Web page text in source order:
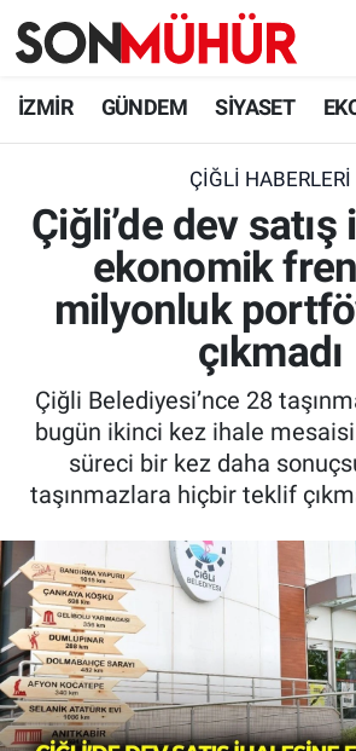
İZMİR GÜNDEM SİYASET
ÇIĞLI HABERLERI
Çiğli’de dev
ekonomik
milyonluk
çıkmadı
Çiğli Belediyesi’nce 28
bugün ikinci kez ihale mesaisi
süreci bir kez daha
taşınmazlara hiçbir teklif
İzmir Nöbetçi Eczaneler
İzmir Namaz Vakitleri
İzmir Trafik Yoğunluk Haritası
Süper Lig Puan Durumu ve
Tüm Manşetler
Son Dakika Haberleri